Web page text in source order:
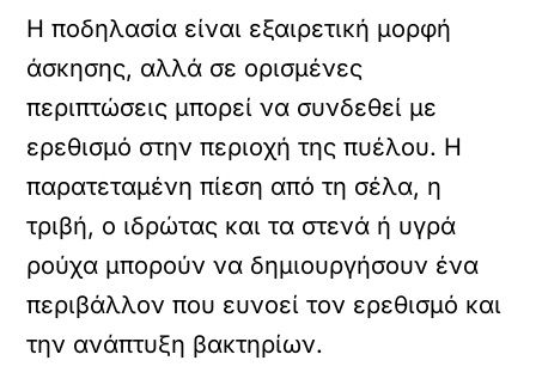
Η ποδηλασία είναι εξαιρετική μορφή
άσκησης, αλλά σε ορισμένες
περιπτώσεις μπορεί να συνδεθεί με
ερεθισμό στην περιοχή της πυέλου. Η
παρατεταμένη πίεση από τη σέλα, η
τριβή, ο ιδρώτας και τα στενά ή υγρά
ρούχα μπορούν να δημιουργήσουν ένα
περιβάλλον που ευνοεί τον ερεθισμό και
την ανάπτυξη βακτηρίων.